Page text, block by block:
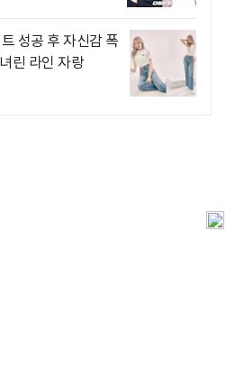
성공 후 자신감 폭
린 라인 자랑